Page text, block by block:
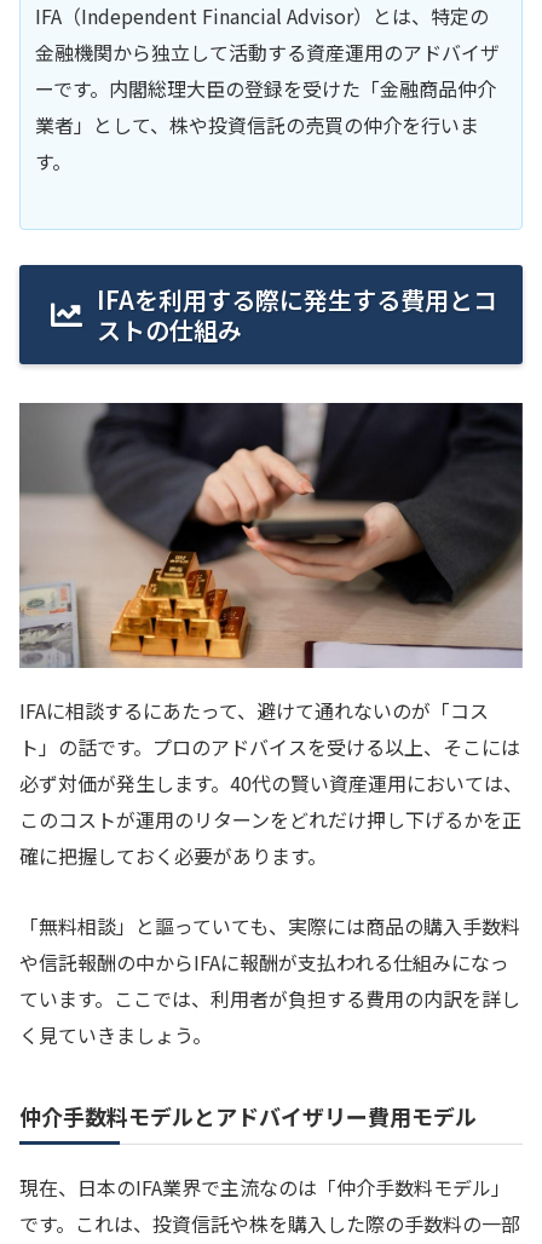
IFA（Independent Financial Advisor）とは、特定の
金融機関から独立して活動する資産運用のアドバイザ
ーです。内閣総理大臣の登録を受けた「金融商品仲介
業者」として、株や投資信託の売買の仲介を行いま
す。
IFAを利用する際に発生する費用とコ
ストの仕組み
IFAに相談するにあたって、避けて通れないのが「コス
ト」の話です。プロのアドバイスを受ける以上、そこには
必ず対価が発生します。40代の賢い資産運用においては、
このコストが運用のリターンをどれだけ押し下げるかを正
確に把握しておく必要があります。
「無料相談」と謳っていても、実際には商品の購入手数料
や信託報酬の中からIFAに報酬が支払われる仕組みになっ
ています。ここでは、利用者が負担する費用の内訳を詳し
く見ていきましょう。
仲介手数料モデルとアドバイザリー費用モデル
現在、日本のIFA業界で主流なのは「仲介手数料モデル」
です。これは、投資信託や株を購入した際の手数料の一部